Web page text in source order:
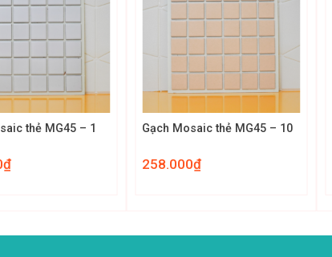
thẻ MG45 – 1
₫
Gạch Mosaic thẻ MG45 – 10
258.000₫